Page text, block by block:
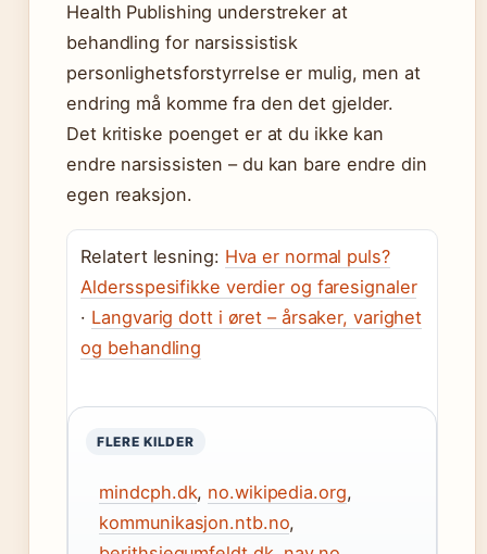
Health Publishing understreker at
behandling for narsissistisk
personlighetsforstyrrelse er mulig, men at
endring må komme fra den det gjelder.
Det kritiske poenget er at du ikke kan
endre narsissisten – du kan bare endre din
egen reaksjon.
Relatert lesning: Hva er normal puls?
Aldersspesifikke verdier og faresignaler
· Langvarig dott i øret – årsaker, varighet
og behandling
FLERE KILDER
mindcph.dk, no.wikipedia.org,
kommunikasjon.ntb.no,